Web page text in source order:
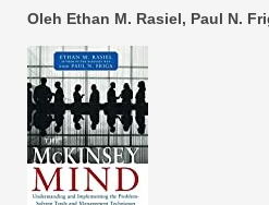
Oleh Ethan M. Rasiel, Paul N.